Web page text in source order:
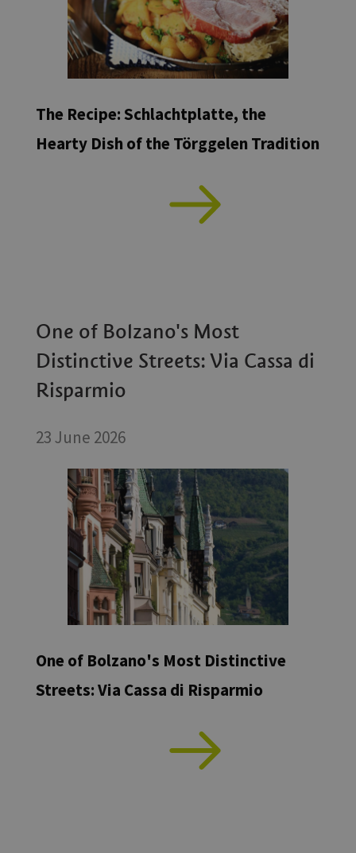
The Recipe: Schlachtplatte, the
Hearty Dish of the Törggelen Tradition
One of Bolzano's Most
Distinctive Streets: Via Cassa di
Risparmio
23 June 2026
One of Bolzano's Most Distinctive
Streets: Via Cassa di Risparmio